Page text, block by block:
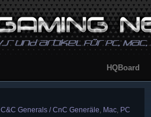
HQBoard
C&C Generals / CnC Generäle, Mac, PC